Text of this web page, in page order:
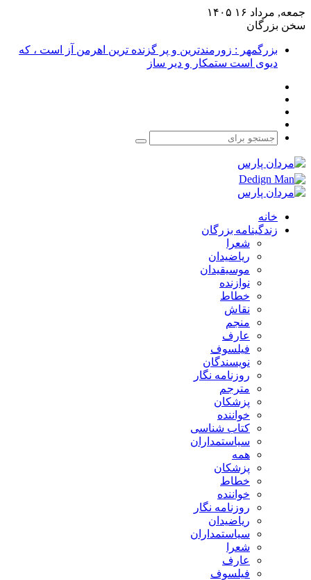
جمعه, مرداد ۱۶ ۱۴۰۵
سخن بزرگان
بزرگمهر : زورمندترین و پر گزنده ترین اهرمن آز است ، که
دیوی است ستمکار و دیر ساز
جستجو
خانه
زندگینامه بزرگان
شعرا
ریاضیدان
موسیقیدان
نوازنده
خطاط
نقاش
منجم
عارف
فیلسوف
نویسندگان
روزنامه نگار
مترجم
پزشکان
خواننده
کتاب شناسی
سیاستمداران
همه
پزشکان
خطاط
خواننده
روزنامه نگار
ریاضیدان
سیاستمداران
شعرا
عارف
فیلسوف